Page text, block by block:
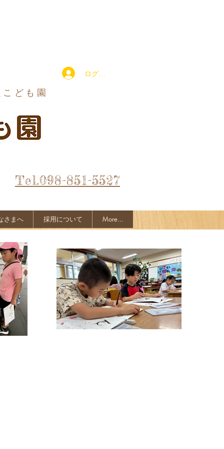
ログイン
ども園
Tel.098-851-5527
さまへ 採用について More...